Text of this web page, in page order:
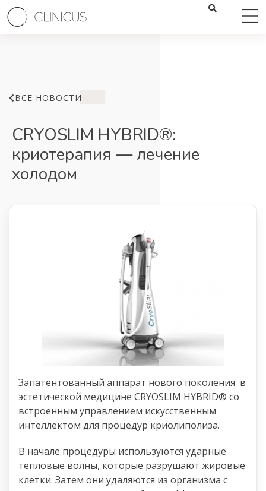
ВСЕ НОВОСТИ
CRYOSLIM HYBRID®:
криотерапия — лечение
холодом
Запатентованный аппарат нового поколения в
эстетической медицине CRYOSLIM HYBRID® со
встроенным управлением искусственным
интеллектом для процедур криолиполиза.
В начале процедуры используются ударные
тепловые волны, которые разрушают жировые
клетки. Затем они удаляются из организма с